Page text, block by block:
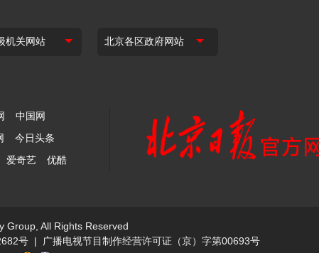
中国网
今日头条
爱奇艺 优酷
Group, All Rights Reserved
号 |
广播电视节目制作经营许可证（京）字第00693号